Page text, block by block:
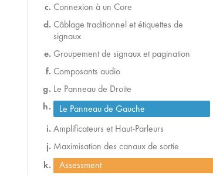
Connexion à un Core
Câblage traditionnel et étiquettes de
signaux
Groupement de signaux et pagination
Composants audio
Le Panneau de Droite
Le Panneau de Gauche
Amplificateurs et Haut-Parleurs
Maximisation des canaux de sortie
Assessment